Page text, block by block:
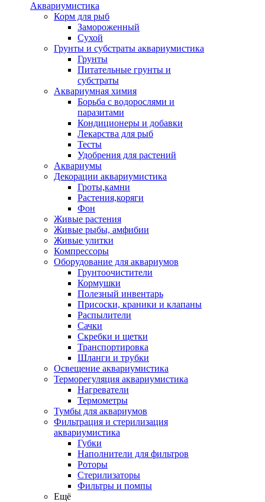
Аквариумистика
Корм для рыб
Замороженный
Сухой
Грунты и субстраты аквариумистика
Грунты
Питательные грунты и
субстраты
Аквариумная химия
Борьба с водорослями и
паразитами
Кондиционеры и добавки
Лекарства для рыб
Тесты
Удобрения для растений
Аквариумы
Декорации аквариумистика
Гроты,камни
Растения,коряги
Фон
Живые растения
Живые рыбы, амфибии
Живые улитки
Компрессоры
Оборудование для аквариумов
Грунтоочистители
Кормушки
Полезный инвентарь
Присоски, краники и клапаны
Распылители
Сачки
Скребки и щетки
Транспортировка
Шланги и трубки
Освещение аквариумистика
Терморегуляция аквариумистика
Нагреватели
Термометры
Тумбы для аквариумов
Фильтрация и стерилизация
аквариумистика
Губки
Наполнители для фильтров
Роторы
Стерилизаторы
Фильтры и помпы
Ещё